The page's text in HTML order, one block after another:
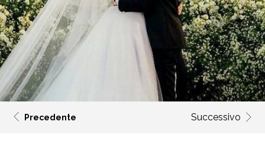
Precedente Successivo